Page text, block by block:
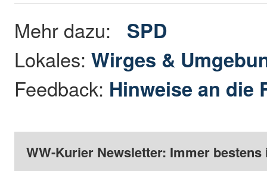
Mehr dazu: SPD
Lokales:Wirges &
Feedback: Hinweise an die
WW-Kurier Newsletter: Immer